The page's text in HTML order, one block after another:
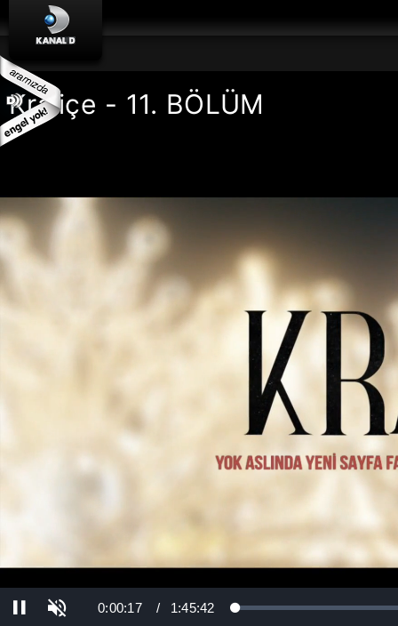
Kraliçe - 11. BÖLÜM
Duraklat
Süre
0:00:17 / Toplam Süre
1:45:42 Yüklendi: 0%
Yükleniyor: 0%